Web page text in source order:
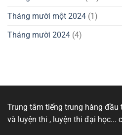
Tháng mười một 2024 (1)
Tháng mười 2024 (4)
Trung tâm tiếng trung hàng đầu
và luyện thi , luyện thi đại học...